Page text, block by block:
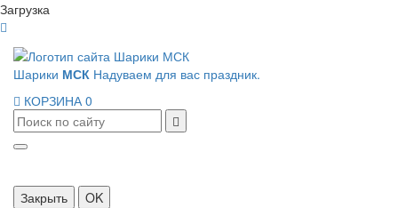
Загрузка
Шарики МСК Надуваем для вас праздник.
КОРЗИНА 0
Закрыть OK